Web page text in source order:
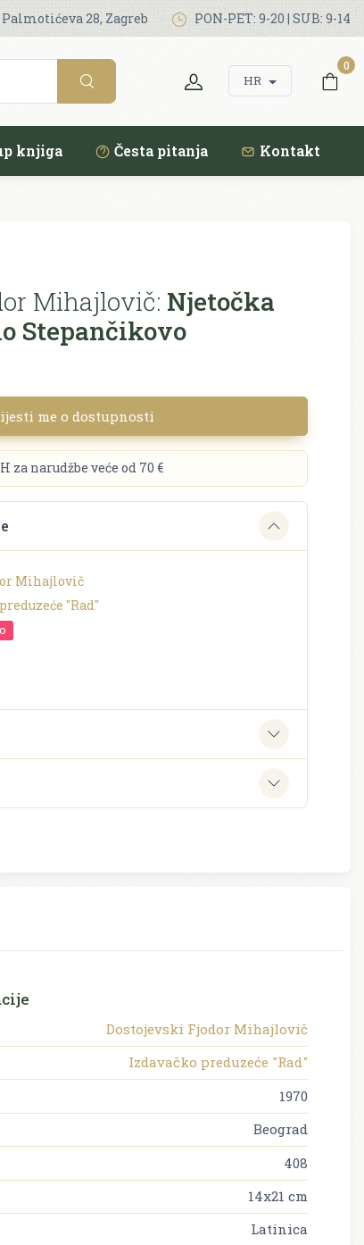
Palmotićeva 28, Zagreb PON-PET: 9-20 | SUB: 9-14
HR
0
knjiga Česta pitanja Kontakt
Mihajlovič: Njetočka
Stepančikovo
me o dostupnosti
za narudžbe veće od 70 €
Mihajlovič
"Rad"
Dostojevski Fjodor Mihajlovič
Izdavačko preduzeće "Rad"
1970
Beograd
408
14x21 cm
Latinica